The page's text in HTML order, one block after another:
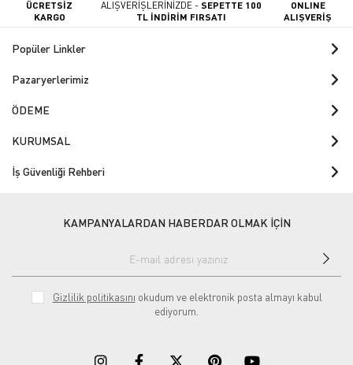
ÜCRETSİZ
KARGO
ALIŞVERİŞLERİNİZDE -SEPETTE 100
TL İNDİRİM FIRSATI
ONLINE
ALIŞVERİŞ
Popüler Linkler
Pazaryerlerimiz
ÖDEME
KURUMSAL
İş Güvenliği Rehberi
KAMPANYALARDAN HABERDAR OLMAK İÇİN
Gizlilik politikasını okudum ve elektronik posta almayı kabul
ediyorum.